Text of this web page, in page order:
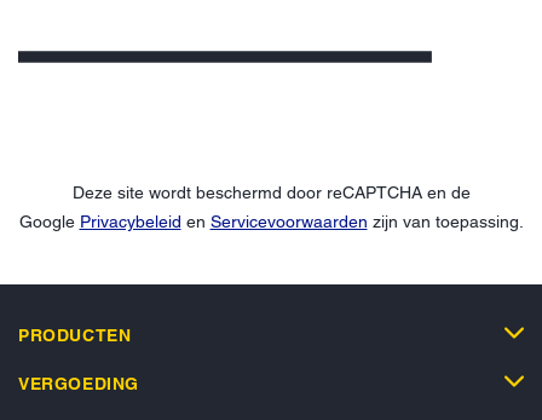
Deze site wordt beschermd door reCAPTCHA en de
Google Privacybeleid en Servicevoorwaarden zijn van toepassing.
PRODUCTEN
VERGOEDING